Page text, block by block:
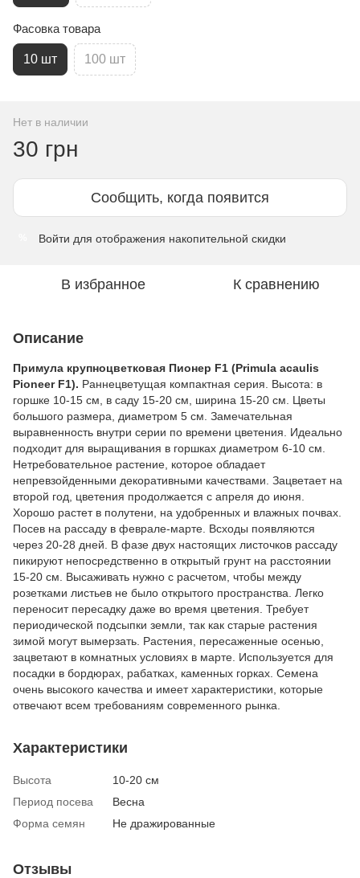
Фасовка товара
10 шт 100 шт
Нет в наличии
30 грн
Сообщить, когда появится
Войти для отображения накопительной скидки
В избранное К сравнению
Описание
Примула крупноцветковая Пионер F1 (Primula acaulis
Pioneer F1). Раннецветущая компактная серия. Высота: в
горшке 10-15 см, в саду 15-20 см, ширина 15-20 см. Цветы
большого размера, диаметром 5 см. Замечательная
выравненность внутри серии по времени цветения. Идеально
подходит для выращивания в горшках диаметром 6-10 см.
Нетребовательное растение, которое обладает
непревзойденными декоративными качествами. Зацветает на
второй год, цветения продолжается с апреля до июня.
Хорошо растет в полутени, на удобренных и влажных почвах.
Посев на рассаду в феврале-марте. Всходы появляются
через 20-28 дней. В фазе двух настоящих листочков рассаду
пикируют непосредственно в открытый грунт на расстоянии
15-20 см. Высаживать нужно с расчетом, чтобы между
розетками листьев не было открытого пространства. Легко
переносит пересадку даже во время цветения. Требует
периодической подсыпки земли, так как старые растения
зимой могут вымерзать. Растения, пересаженные осенью,
зацветают в комнатных условиях в марте. Используется для
посадки в бордюрах, рабатках, каменных горках. Семена
очень высокого качества и имеет характеристики, которые
отвечают всем требованиям современного рынка.
Характеристики
Высота
10-20 см
Период посева
Весна
Форма семян
Не дражированные
Отзывы